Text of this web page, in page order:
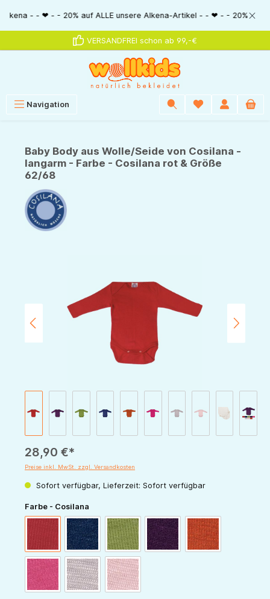
springen
- ❤ - - 20% auf ALLE unsere Alkena-Artikel - - ❤ - - 20% NUR
VERSANDFREI schon ab 99,-€
Navigation
Baby Body aus Wolle/Seide von Cosilana -
langarm - Farbe - Cosilana rot & Größe
62/68
28,90 €*
Preise inkl. MwSt. zzgl. Versandkosten
Sofort verfügbar, Lieferzeit: Sofort verfügbar
Farbe - Cosilana
marine grün pflaume orange
pink grau rose